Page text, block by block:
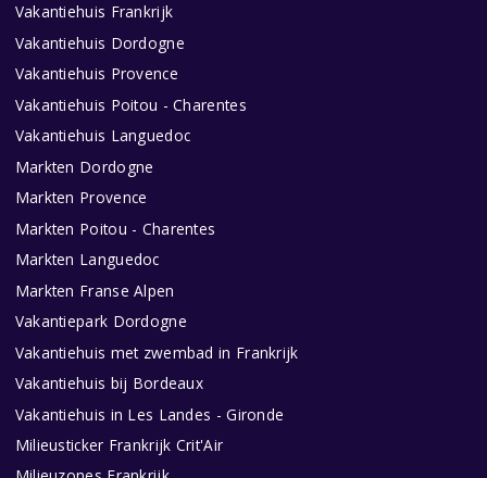
Vakantiehuis Frankrijk
Vakantiehuis Dordogne
Vakantiehuis Provence
Vakantiehuis Poitou - Charentes
Vakantiehuis Languedoc
Markten Dordogne
Markten Provence
Markten Poitou - Charentes
Markten Languedoc
Markten Franse Alpen
Vakantiepark Dordogne
Vakantiehuis met zwembad in Frankrijk
Vakantiehuis bij Bordeaux
Vakantiehuis in Les Landes - Gironde
Milieusticker Frankrijk Crit'Air